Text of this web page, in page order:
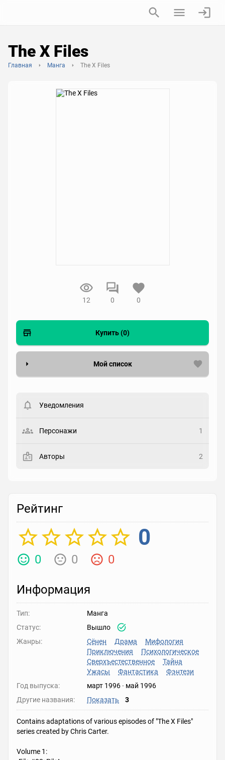
The X Files
Главная Манга The X Files
12 0 0
Купить (0)
Мой список
Статус
Реакция
Выберите реакцию
Уведомления
Персонажи 1
Авторы 2
Рейтинг
0
0 0 0
Информация
Тип:
Манга
Статус:
Вышло
Жанры:
Сёнен Драма
Мифология
Приключения
Психологическое
Сверхъестественное
Тайна
Ужасы
Фантастика
Фэнтези
Год выпуска:
март 1996- май 1996
Другие названия:
Показать 3
Contains adaptations of various episodes of "The X Files"
series created by Chris Carter.
Volume 1: